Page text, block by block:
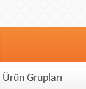
Ürün Grupları